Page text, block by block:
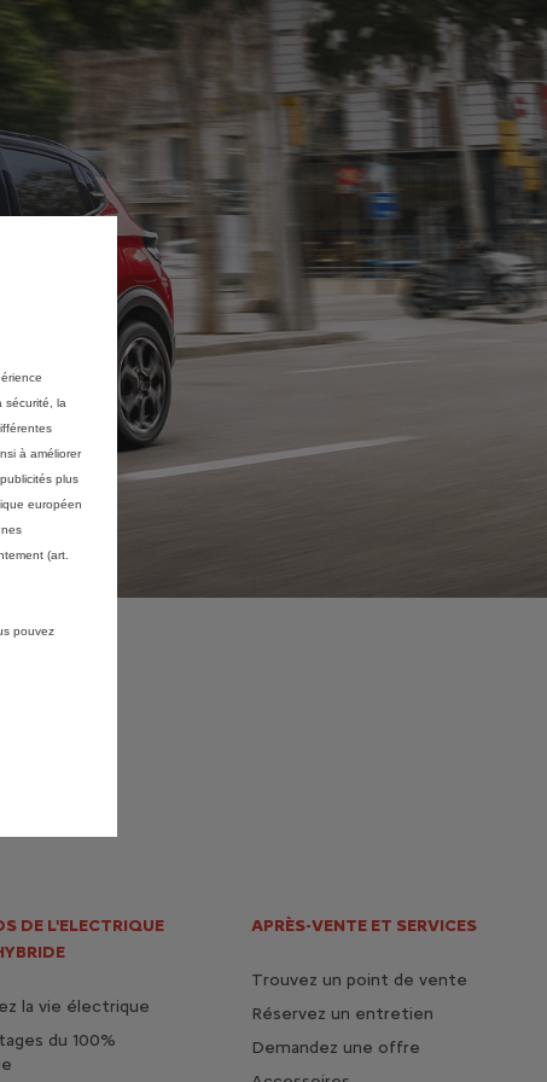
DE L'ELECTRIQUE
la vie électrique
du 100%
APRÈS-VENTE ET SERVICES
Trouvez un point de vente
Réservez un entretien
Demandez une offre
sécurité, la
à améliorer
plus
européen
(art.
pouvez